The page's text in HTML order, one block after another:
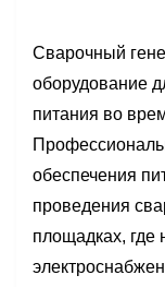
Сварочный
оборудование
питания во
обеспечения
проведения
площадках, где